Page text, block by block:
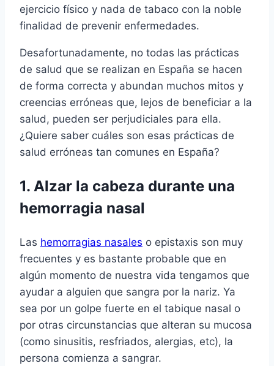
ejercicio fí­sico y nada de tabaco con la noble
finalidad de prevenir enfermedades.
Desafortunadamente, no todas las prácticas
de salud que se realizan en España se hacen
de forma correcta y abundan muchos mitos y
creencias erróneas que, lejos de beneficiar a la
salud, pueden ser perjudiciales para ella.
¿Quiere saber cuáles son esas prácticas de
salud erróneas tan comunes en España?
1. Alzar la cabeza durante una
hemorragia nasal
Las hemorragias nasales o epistaxis son muy
frecuentes y es bastante probable que en
algún momento de nuestra vida tengamos que
ayudar a alguien que sangra por la nariz. Ya
sea por un golpe fuerte en el tabique nasal o
por otras circunstancias que alteran su mucosa
(como sinusitis, resfriados, alergias, etc), la
persona comienza a sangrar.